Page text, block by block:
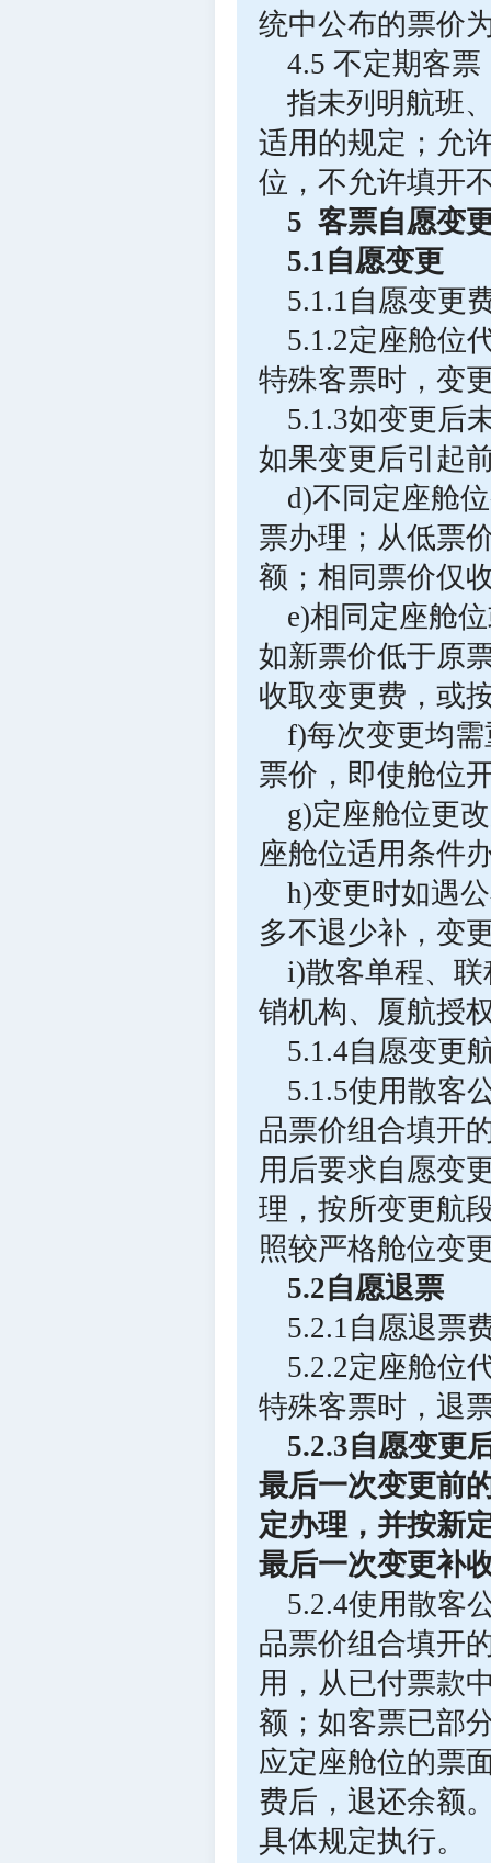
统中公布的票价
4.5 不定期客票
指未列明航班
适用的规定；允
位，不允许填开
5 客票自愿变
5.1自愿变更
5.1.1自愿变更
5.1.2定座舱位
特殊客票时，变
5.1.3如变更后
如果变更后引起
d)不同定座舱
票办理；从低票
额；相同票价仅
e)相同定座舱
如新票价低于原
收取变更费，或
f)每次变更均
票价，即使舱位
g)定座舱位更
座舱位适用条件
h)变更时如遇
多不退少补，变
i)散客单程、
销机构、厦航授
5.1.4自愿变更
5.1.5使用散客
品票价组合填开
用后要求自愿变
理，按所变更航
照较严格舱位变
5.2自愿退票
5.2.1自愿退票
5.2.2定座舱位
特殊客票时，退
5.2.3自愿变更
最后一次变更前
定办理，并按新
最后一次变更补
5.2.4使用散客
品票价组合填开
用，从已付票款
额；如客票已部
应定座舱位的票
费后，退还余额
具体规定执行。